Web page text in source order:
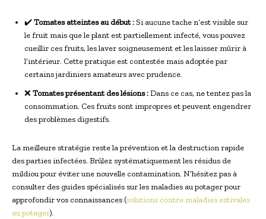
✔️Tomates atteintes au début : Si aucune tache n’est visible sur
le fruit mais que le plant est partiellement infecté, vous pouvez
cueillir ces fruits, les laver soigneusement et les laisser mûrir à
l’intérieur. Cette pratique est contestée mais adoptée par
certains jardiniers amateurs avec prudence.
❌ Tomates présentant des lésions :Dans ce cas, ne tentez pas la
consommation. Ces fruits sont impropres et peuvent engendrer
des problèmes digestifs.
La meilleure stratégie reste la prévention et la destruction rapide
des parties infectées. Brûlez systématiquement les résidus de
mildiou pour éviter une nouvelle contamination. N’hésitez pas à
consulter des guides spécialisés sur les maladies au potager pour
approfondir vos connaissances (solutions contre maladies estivales
au potager).